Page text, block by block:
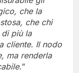
che la
che chi
più la
cliente. Il nodo
ma renderla
”